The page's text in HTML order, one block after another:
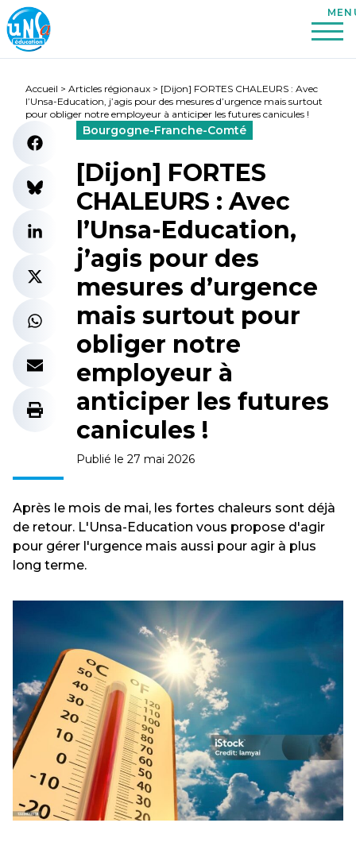
Accueil > Articles régionaux > [Dijon] FORTES CHALEURS : Avec
l’Unsa-Education, j’agis pour des mesures d’urgence mais surtout
pour obliger notre employeur à anticiper les futures canicules !
Bourgogne-Franche-Comté
[Dijon] FORTES
CHALEURS : Avec
l’Unsa-Education,
j’agis pour des
mesures d’urgence
mais surtout pour
obliger notre
employeur à
anticiper les futures
canicules !
Publié le 27 mai 2026
Après le mois de mai, les fortes chaleurs sont déjà
de retour. L'Unsa-Education vous propose d'agir
pour gérer l'urgence mais aussi pour agir à plus
long terme.